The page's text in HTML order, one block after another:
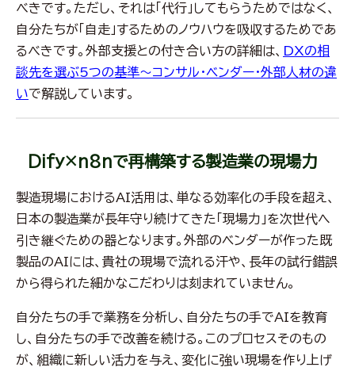
べきです。ただし、それは「代行」してもらうためではなく、
自分たちが「自走」するためのノウハウを吸収するためであ
るべきです。外部支援との付き合い方の詳細は、 DXの相
談先を選ぶ5つの基準～コンサル・ベンダー・外部人材の違
いで解説しています。
Dify×n8nで再構築する製造業の現場力
製造現場におけるAI活用は、単なる効率化の手段を超え、
日本の製造業が長年守り続けてきた「現場力」を次世代へ
引き継ぐための器となります。外部のベンダーが作った既
製品のAIには、貴社の現場で流れる汗や、長年の試行錯誤
から得られた細かなこだわりは刻まれていません。
自分たちの手で業務を分析し、自分たちの手でAIを教育
し、自分たちの手で改善を続ける。このプロセスそのもの
が、組織に新しい活力を与え、変化に強い現場を作り上げ